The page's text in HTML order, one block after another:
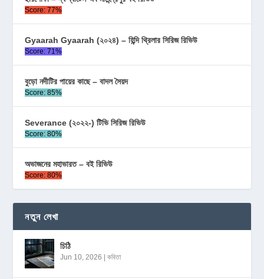
Score: 77%
Gyaarah Gyaarah (২০২৪) – হিন্দি থ্রিলার সিরিজ রিভিউ
Score: 71%
বুড়ো নদীটির পায়ের কাছে – বাদল সৈয়দ
Score: 85%
Severance (২০২২-) টিভি সিরিজ রিভিউ
Score: 80%
অভাজনের মহাভারত – বই রিভিউ
Score: 80%
নতুন লেখা
চিঠি
Jun 10, 2026 |কবিতা